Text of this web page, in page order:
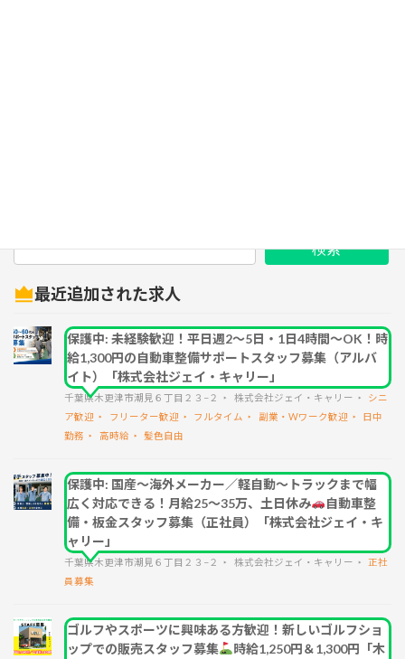
検索
最近追加された求人
保護中: 未経験歓迎！平日週2～5日・1日4時間～OK！時
給1,300円の自動車整備サポートスタッフ募集（アルバ
イト）「株式会社ジェイ・キャリー」
千葉県木更津市潮見６丁目２３−２ 株式会社ジェイ・キャリー
シニ
ア歓迎
フリーター歓迎 フルタイム 副業・Wワーク歓迎
日中
勤務
高時給 髪色自由
保護中: 国産～海外メーカー／軽自動～トラックまで幅
広く対応できる！月給25～35万、土日休み
自動車整
備・板金スタッフ募集（正社員）「株式会社ジェイ・キ
ャリー」
千葉県木更津市潮見６丁目２３−２ 株式会社ジェイ・キャリー
正社
員募集
ゴルフやスポーツに興味ある方歓迎！新しいゴルフショ
ップでの販売スタッフ募集
時給1,250円＆1,300円「木